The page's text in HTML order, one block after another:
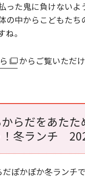
った鬼に負けないよ
の中からこどもたち
。
からご覧いただ
らだをあたた
！冬ランチ
ぽかぽか冬ランチで